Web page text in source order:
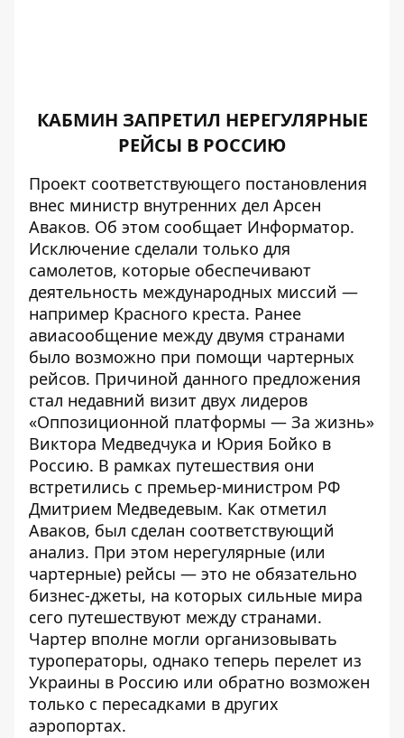
КАБМИН ЗАПРЕТИЛ НЕРЕГУЛЯРНЫЕ
РЕЙСЫ В РОССИЮ
Проект соответствующего постановления
внес министр внутренних дел Арсен
Аваков. Об этом сообщает Информатор.
Исключение сделали только для
самолетов, которые обеспечивают
деятельность международных миссий —
например Красного креста. Ранее
авиасообщение между двумя странами
было возможно при помощи чартерных
рейсов. Причиной данного предложения
стал недавний визит двух лидеров
«Оппозиционной платформы — За жизнь»
Виктора Медведчука и Юрия Бойко в
Россию. В рамках путешествия они
встретились с премьер-министром РФ
Дмитрием Медведевым. Как отметил
Аваков, был сделан соответствующий
анализ. При этом нерегулярные (или
чартерные) рейсы — это не обязательно
бизнес-джеты, на которых сильные мира
сего путешествуют между странами.
Чартер вполне могли организовывать
туроператоры, однако теперь перелет из
Украины в Россию или обратно возможен
только с пересадками в других
аэропортах.